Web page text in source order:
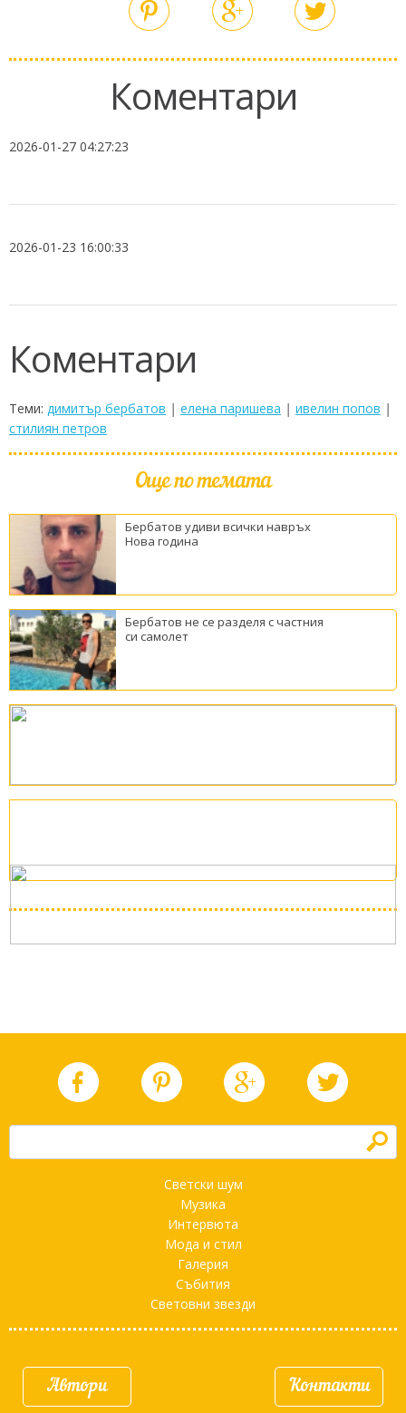
Коментари
2026-01-27 04:27:23
2026-01-23 16:00:33
Коментари
Теми: димитър бербатов | елена паришева | ивелин попов |
стилиян петров
Още по темата
Бербатов удиви всички навръх
Нова година
Бербатов не се разделя с частния
си самолет
h
Светски шум
Музика
Интервюта
Мода и стил
Галерия
Събития
Световни звезди
Автори Контакти